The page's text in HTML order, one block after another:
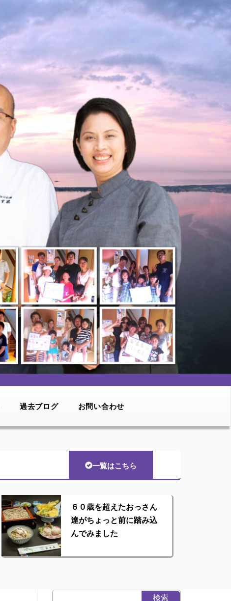
過去ブログ お問い合わせ
一覧はこちら
６０歳を超えたおっさん
達がちょっと前に踏み込
んでみました